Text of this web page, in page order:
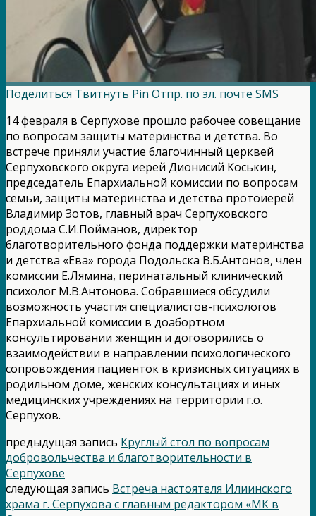
Поделиться Твитнуть Pin Отпр. по эл. почте SMS
14 февраля в Серпухове прошло рабочее совещание
по вопросам защиты материнства и детства. Во
встрече приняли участие благочинный церквей
Серпуховского округа иерей Дионисий Коськин,
председатель Епархиальной комиссии по вопросам
семьи, защиты материнства и детства протоиерей
Владимир Зотов, главный врач Серпуховского
роддома С.И.Пойманов, директор
благотворительного фонда поддержки материнства
и детства «Ева» города Подольска В.Б.Антонов, член
комиссии Е.Лямина, перинатальный клинический
психолог М.В.Антонова. Собравшиеся обсудили
возможность участия специалистов-психологов
Епархиальной комиссии в доабортном
консультировании женщин и договорились о
взаимодействии в направлении психологического
сопровождения пациенток в кризисных ситуациях в
родильном доме, женских консультациях и иных
медицинских учреждениях на территории г.о.
Серпухов.
предыдущая запись Круглый стол по вопросам
добровольчества и благотворительности в
Серпухове
следующая запись Встреча настоятеля Илиинского
храма г. Серпухова с главным редактором «МК в